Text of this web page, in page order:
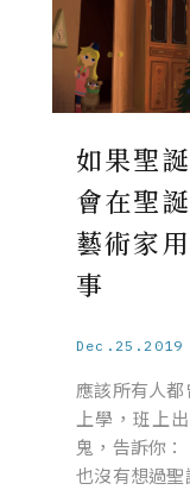
如果聖
會在聖
藝術家
事
Dec.25.2019
應該所有人
上學，班上
鬼，告訴你
也沒有想過